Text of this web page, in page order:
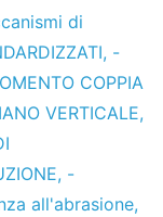
di
, -
COPPIA
VERTICALE,
, -
all'abrasione,